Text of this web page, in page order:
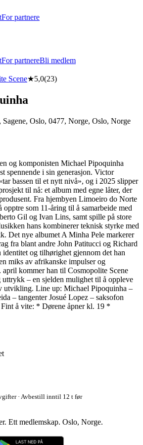
For partnere
For partnereBli medlem
Scene★5,0(23)
Sagene, Oslo, 0477, Norge, Oslo, Norge
og komponisten Michael Pipoquinha
spennende i sin generasjon. Victor
bassen til et nytt nivå», og i 2025 slipper
til nå: et album med egne låter, der
Fra hjembyen Limoeiro do Norte
opptre som 11-åring til å samarbeide med
Gil og Ivan Lins, samt spille på store
hans kombinerer teknisk styrke med
Det nye albumet A Minha Pele markerer
fra blant andre John Patitucci og Richard
og tilhørighet gjennom det han
miks av afrikanske impulser og
kommer han til Cosmopolite Scene
– en sjelden mulighet til å oppleve
utvikling. Line up: Michael Pipoquinha –
– tangenter Josué Lopez – saksofon
å vite: * Dørene åpner kl. 19 *
· Avbestill inntil 12 t før
Ett medlemskap. Oslo, Norge.